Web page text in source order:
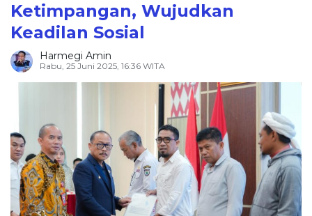
Ketimpangan, Wujudkan
Keadilan Sosial
Harmegi Amin
Rabu, 25 Juni 2025, 16:36 WITA